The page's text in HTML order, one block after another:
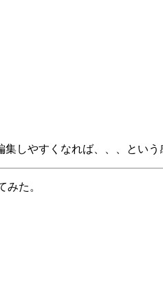
しやすくなれば、、、という
みた。